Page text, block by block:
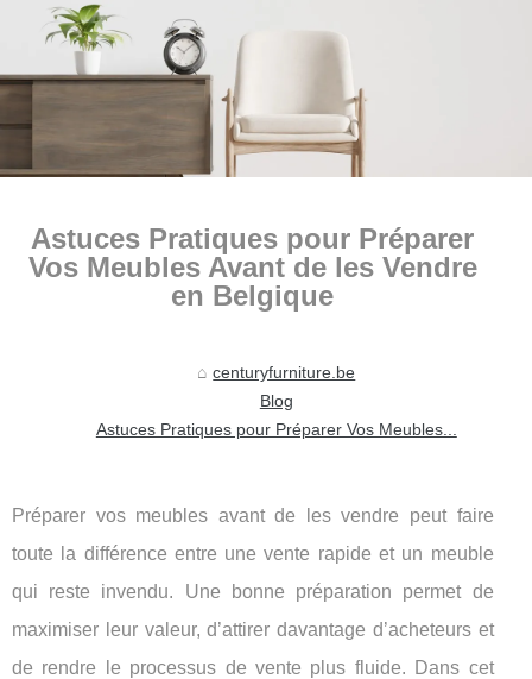
Astuces Pratiques pour Préparer
Vos Meubles Avant de les Vendre
en Belgique
centuryfurniture.be
Blog
Astuces Pratiques pour Préparer Vos Meubles...
Préparer vos meubles avant de les vendre peut faire
toute la différence entre une vente rapide et un meuble
qui reste invendu. Une bonne préparation permet de
maximiser leur valeur, d’attirer davantage d’acheteurs et
de rendre le processus de vente plus fluide. Dans cet